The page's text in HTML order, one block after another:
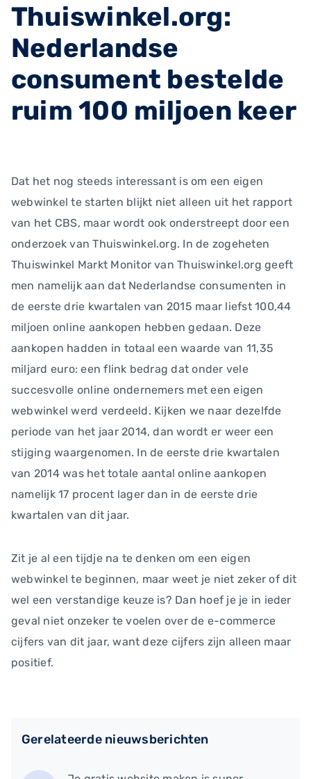
Thuiswinkel.org:
Nederlandse
consument bestelde
ruim 100 miljoen keer
Dat het nog steeds interessant is om een eigen
webwinkel te starten blijkt niet alleen uit het rapport
van het CBS, maar wordt ook onderstreept door een
onderzoek van Thuiswinkel.org. In de zogeheten
Thuiswinkel Markt Monitor van Thuiswinkel.org geeft
men namelijk aan dat Nederlandse consumenten in
de eerste drie kwartalen van 2015 maar liefst 100,44
miljoen online aankopen hebben gedaan. Deze
aankopen hadden in totaal een waarde van 11,35
miljard euro: een flink bedrag dat onder vele
succesvolle online ondernemers met een eigen
webwinkel werd verdeeld. Kijken we naar dezelfde
periode van het jaar 2014, dan wordt er weer een
stijging waargenomen. In de eerste drie kwartalen
van 2014 was het totale aantal online aankopen
namelijk 17 procent lager dan in de eerste drie
kwartalen van dit jaar.
Zit je al een tijdje na te denken om een eigen
webwinkel te beginnen, maar weet je niet zeker of dit
wel een verstandige keuze is? Dan hoef je je in ieder
geval niet onzeker te voelen over de e-commerce
cijfers van dit jaar, want deze cijfers zijn alleen maar
positief.
Gerelateerde nieuwsberichten